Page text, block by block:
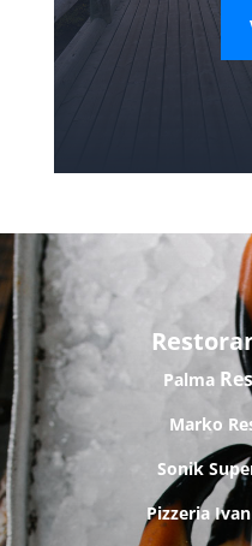
Palma
Marko
Sonik
Pizzeria